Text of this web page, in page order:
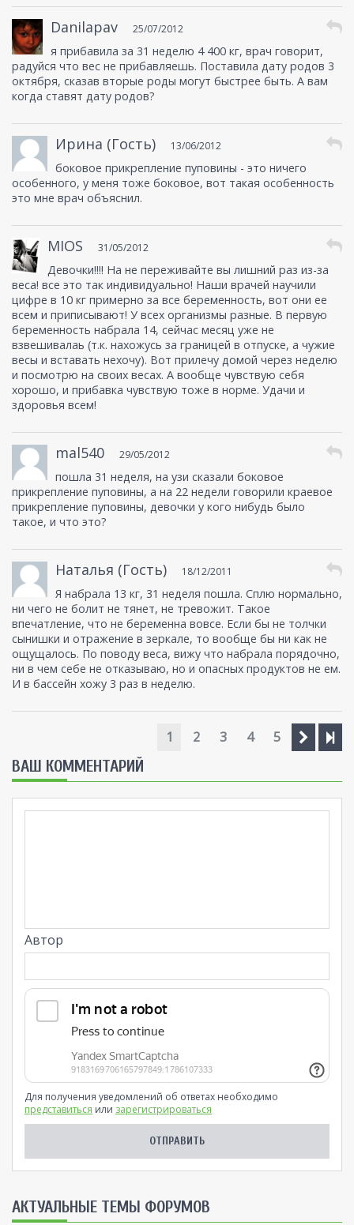
Danilapav 25/07/2012
я прибавила за 31 неделю 4 400 кг, врач говорит,
радуйся что вес не прибавляешь. Поставила дату родов 3
октября, сказав вторые роды могут быстрее быть. А вам
когда ставят дату родов?
Ирина (Гость) 13/06/2012
боковое прикрепление пуповины - это ничего
особенного, у меня тоже боковое, вот такая особенность
это мне врач объяснил.
MIOS 31/05/2012
Девочки!!!! На не переживайте вы лишний раз из-за
веса! все это так индивидуально! Наши врачей научили
цифре в 10 кг примерно за все беременность, вот они ее
всем и приписывают! У всех организмы разные. В первую
беременность набрала 14, сейчас месяц уже не
взвешивалаь (т.к. нахожусь за границей в отпуске, а чужие
весы и вставать нехочу). Вот прилечу домой через неделю
и посмотрю на своих весах. А вообще чувствую себя
хорошо, и прибавка чувствую тоже в норме. Удачи и
здоровья всем!
mal540 29/05/2012
пошла 31 неделя, на узи сказали боковое
прикрепление пуповины, а на 22 недели говорили краевое
прикрепление пуповины, девочки у кого нибудь было
такое, и что это?
Наталья (Гость) 18/12/2011
Я набрала 13 кг, 31 неделя пошла. Сплю нормально,
ни чего не болит не тянет, не тревожит. Такое
впечатление, что не беременна вовсе. Если бы не толчки
сынишки и отражение в зеркале, то вообще бы ни как не
ощущалось. По поводу веса, вижу что набрала порядочно,
ни в чем себе не отказываю, но и опасных продуктов не ем.
И в бассейн хожу 3 раз в неделю.
1 2 3 4 5
ВАШ КОММЕНТАРИЙ
Автор
Для получения уведомлений об ответах необходимо
представиться или зарегистрироваться
AКТУАЛЬНЫЕ ТЕМЫ ФОРУМОВ